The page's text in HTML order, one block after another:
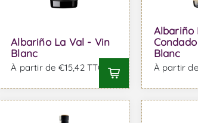
Albariño La Val - Vin
Blanc
À partir de €15,42 TTC
Albariño
Blanc
À partir de